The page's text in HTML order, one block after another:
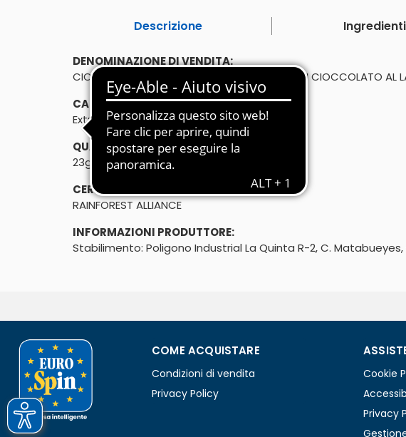
Descrizione Ingredienti
DENOMINAZIONE DI VENDITA:
CIOCCOLATO RIPIENO. BARRETTE RICOPERTE DI CIOCCOLATO
CARATTERISTICHE:
Extra Milky Bar
QUANTITÀ:
23g
CERTIFICAZIONI:
RAINFOREST ALLIANCE
INFORMAZIONI PRODUTTORE:
Stabilimento: Poligono Industrial La Quinta R-2, C.
COME ACQUISTARE
Condizioni di vendita
Privacy Policy
Cookie
Privacy